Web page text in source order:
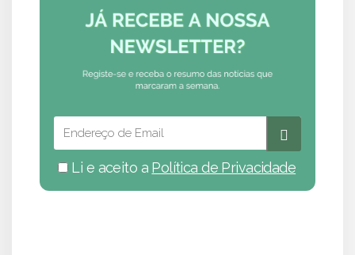
Li e aceito a Política de Privacidade